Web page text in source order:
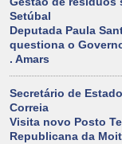
Setúbal
Deputada Paula
questiona o
. Amars
Secretário de
Correia
Visita novo Posto
Republicana da